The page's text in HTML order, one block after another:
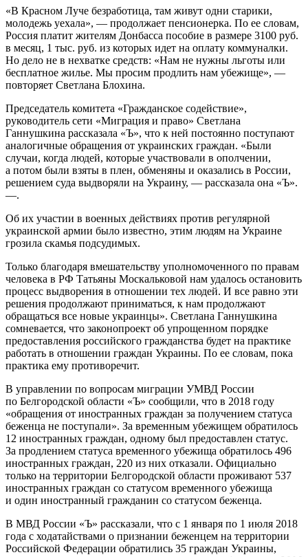
«В Красном Луче безработица, там живут одни старики,
молодежь уехала», — продолжает пенсионерка. По ее словам,
Россия платит жителям Донбасса пособие в размере 3100 руб.
в месяц, 1 тыс. руб. из которых идет на оплату коммуналки.
Но дело не в нехватке средств: «Нам не нужны льготы или
бесплатное жилье. Мы просим продлить нам убежище», —
повторяет Светлана Блохина.
Председатель комитета «Гражданское содействие»,
руководитель сети «Миграция и право» Светлана
Ганнушкина рассказала «Ъ», что к ней постоянно поступают
аналогичные обращения от украинских граждан. «Были
случаи, когда людей, которые участвовали в ополчении,
а потом были взяты в плен, обменяны и оказались в России,
решением суда выдворяли на Украину, — рассказала она «Ъ».
—.
Об их участии в военных действиях против регулярной
украинской армии было известно, этим людям на Украине
грозила скамья подсудимых.
Только благодаря вмешательству уполномоченного по правам
человека в РФ Татьяны Москальковой нам удалось остановить
процесс выдворения в отношении тех людей. И все равно эти
решения продолжают приниматься, к нам продолжают
обращаться все новые украинцы». Светлана Ганнушкина
сомневается, что законопроект об упрощенном порядке
предоставления российского гражданства будет на практике
работать в отношении граждан Украины. По ее словам, пока
практика ему противоречит.
В управлении по вопросам миграции УМВД России
по Белгородской области «Ъ» сообщили, что в 2018 году
«обращения от иностранных граждан за получением статуса
беженца не поступали». За временным убежищем обратилось
12 иностранных граждан, одному был предоставлен статус.
За продлением статуса временного убежища обратилось 496
иностранных граждан, 220 из них отказали. Официально
только на территории Белгородской области проживают 537
иностранных граждан со статусом временного убежища
и один иностранный гражданин со статусом беженца.
В МВД России «Ъ» рассказали, что с 1 января по 1 июля 2018
года с ходатайствами о признании беженцем на территории
Российской Федерации обратились 35 граждан Украины,